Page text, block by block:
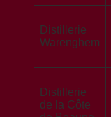
Distillerie
Warenghem
Distillerie
de la Côte